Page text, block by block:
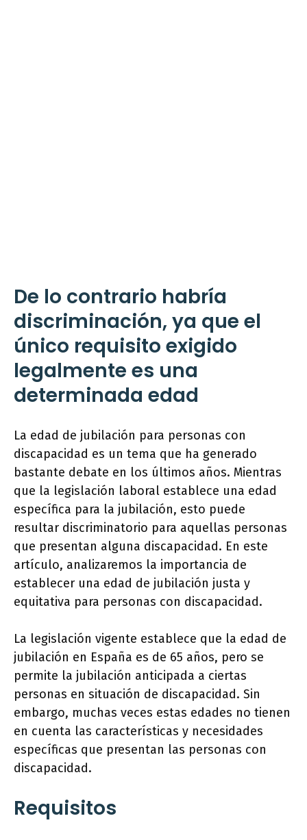
De lo contrario habría
discriminación, ya que el
único requisito exigido
legalmente es una
determinada edad
La edad de jubilación para personas con
discapacidad es un tema que ha generado
bastante debate en los últimos años. Mientras
que la legislación laboral establece una edad
específica para la jubilación, esto puede
resultar discriminatorio para aquellas personas
que presentan alguna discapacidad. En este
artículo, analizaremos la importancia de
establecer una edad de jubilación justa y
equitativa para personas con discapacidad.
La legislación vigente establece que la edad de
jubilación en España es de 65 años, pero se
permite la jubilación anticipada a ciertas
personas en situación de discapacidad. Sin
embargo, muchas veces estas edades no tienen
en cuenta las características y necesidades
específicas que presentan las personas con
discapacidad.
Requisitos